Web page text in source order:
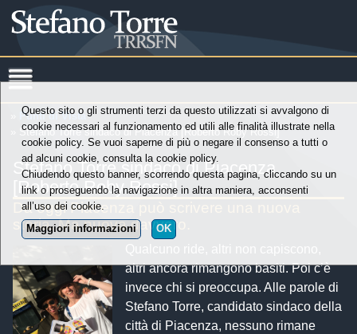
Punti di Vista
» Stefano Torre sindaco di Piacenza [Roberto Roby Rossi]
Stefano Torre sindaco di Piacenza
[Roberto Roby Rossi]
Da oggi Piacenza può scrivere una nuova
storia. Ma nuova davvero.
altri ancora rimangono basiti. Poi c’è
invece chi si preoccupa. Alle parole di
Stefano Torre, candidato sindaco della
città di Piacenza, nessuno rimane
Questo sito o gli strumenti terzi da questo utilizzati si avvalgono di
cookie necessari al funzionamento ed utili alle finalità illustrate nella
cookie policy. Se vuoi saperne di più o negare il consenso a tutti o
ad alcuni cookie, consulta la cookie policy.
Chiudendo questo banner, scorrendo questa pagina, cliccando su un
link o proseguendo la navigazione in altra maniera, acconsenti
all’uso dei cookie.
Maggiori informazioni
OK